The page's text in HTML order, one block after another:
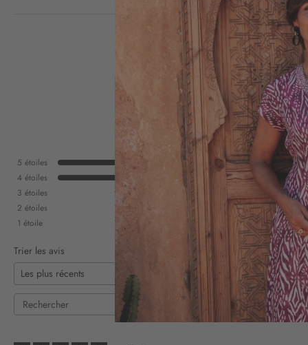
5 étoiles
4 étoiles
3 étoiles
2 étoiles
1 étoile
Trier les avis